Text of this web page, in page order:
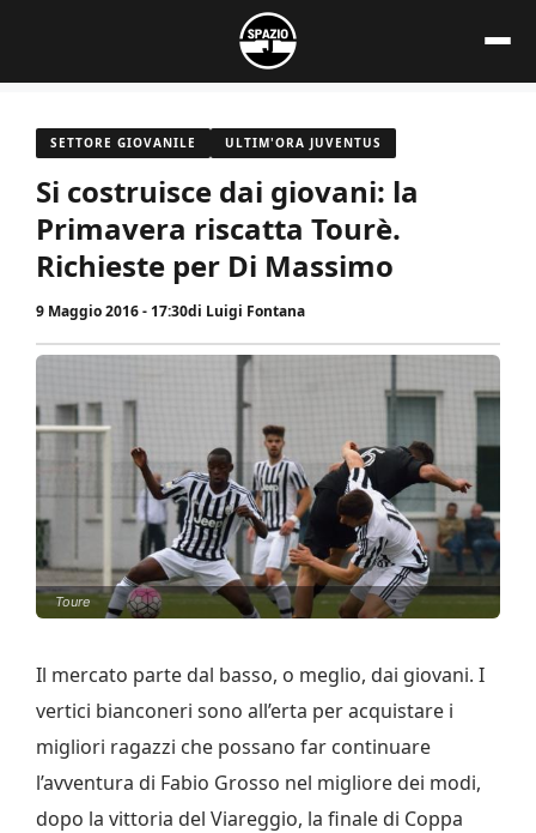
contenuto
SETTORE GIOVANILE ULTIM'ORA JUVENTUS
Si costruisce dai giovani: la
Primavera riscatta Tourè.
Richieste per Di Massimo
9 Maggio 2016 - 17:30di Luigi Fontana
Toure
Il mercato parte dal basso, o meglio, dai giovani. I
vertici bianconeri sono all’erta per acquistare i
migliori ragazzi che possano far continuare
l’avventura di Fabio Grosso nel migliore dei modi,
dopo la vittoria del Viareggio, la finale di Coppa